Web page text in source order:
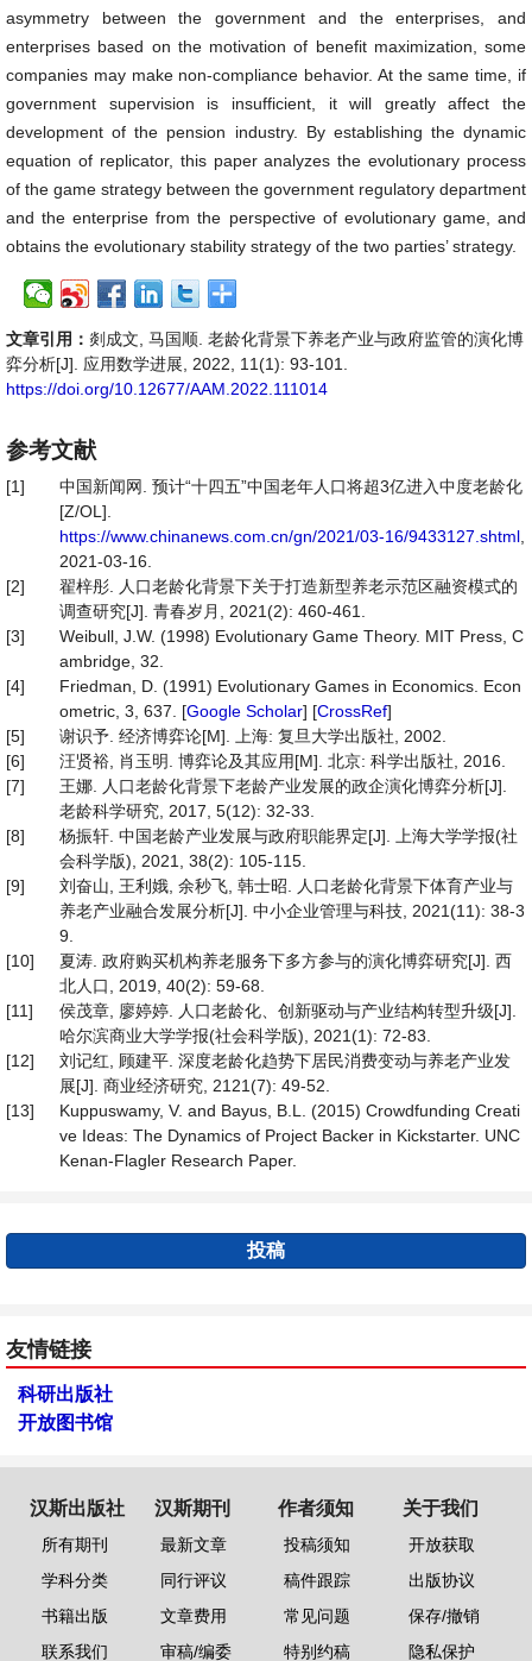
asymmetry between the government and the enterprises, and
enterprises based on the motivation of benefit maximization, some
companies may make non-compliance behavior. At the same time, if
government supervision is insufficient, it will greatly affect the
development of the pension industry. By establishing the dynamic
equation of replicator, this paper analyzes the evolutionary process
of the game strategy between the government regulatory department
and the enterprise from the perspective of evolutionary game, and
obtains the evolutionary stability strategy of the two parties’ strategy.
文章引用： 剡成文, 马国顺. 老龄化背景下养老产业与政府监管的演化博
弈分析[J]. 应用数学进展, 2022, 11(1): 93-101.
https://doi.org/10.12677/AAM.2022.111014
参考文献
[1]
中国新闻网. 预计“十四五”中国老年人口将超3亿进入中度老龄化
[Z/OL].
https://www.chinanews.com.cn/gn/2021/03-16/9433127.shtml
2021-03-16.
[2]
翟梓彤. 人口老龄化背景下关于打造新型养老示范区融资模式的
调查研究[J]. 青春岁月, 2021(2): 460-461.
[3]
Weibull, J.W. (1998) Evolutionary Game Theory. MIT Press, C
ambridge, 32.
[4]
Friedman, D. (1991) Evolutionary Games in Economics. Econ
ometric, 3, 637. [Google Scholar] [CrossRef]
[5]
谢识予. 经济博弈论[M]. 上海: 复旦大学出版社, 2002.
[6]
汪贤裕, 肖玉明. 博弈论及其应用[M]. 北京: 科学出版社, 2016.
[7]
王娜. 人口老龄化背景下老龄产业发展的政企演化博弈分析[J].
老龄科学研究, 2017, 5(12): 32-33.
[8]
杨振轩. 中国老龄产业发展与政府职能界定[J]. 上海大学学报(社
会科学版), 2021, 38(2): 105-115.
[9]
刘奋山, 王利娥, 余秒飞, 韩士昭. 人口老龄化背景下体育产业与
养老产业融合发展分析[J]. 中小企业管理与科技, 2021(11): 38-3
9.
[10]
夏涛. 政府购买机构养老服务下多方参与的演化博弈研究[J]. 西
北人口, 2019, 40(2): 59-68.
[11]
侯茂章, 廖婷婷. 人口老龄化、创新驱动与产业结构转型升级[J].
哈尔滨商业大学学报(社会科学版), 2021(1): 72-83.
[12]
刘记红, 顾建平. 深度老龄化趋势下居民消费变动与养老产业发
展[J]. 商业经济研究, 2121(7): 49-52.
[13]
Kuppuswamy, V. and Bayus, B.L. (2015) Crowdfunding Creati
ve Ideas: The Dynamics of Project Backer in Kickstarter. UNC
Kenan-Flagler Research Paper.
投稿
友情链接
科研出版社
开放图书馆
汉斯出版社
所有期刊
学科分类
书籍出版
联系我们
汉斯期刊
最新文章
同行评议
文章费用
审稿/编委
作者须知
投稿须知
稿件跟踪
常见问题
特别约稿
关于我们
开放获取
出版协议
保存/撤销
隐私保护